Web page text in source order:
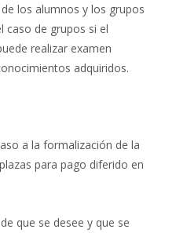
los alumnos y los grupos
caso de grupos si el
realizar examen
adquiridos.
a la formalización de la
para pago diferido en
que se desee y que se